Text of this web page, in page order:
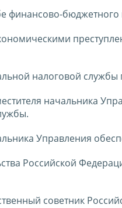
финансово-бюджетного
налоговой
начальника
Управления
Российской
советник